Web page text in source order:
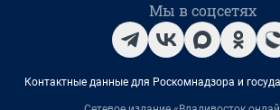
Мы в соцсетях
Контактные данные для Роскомнадзора и